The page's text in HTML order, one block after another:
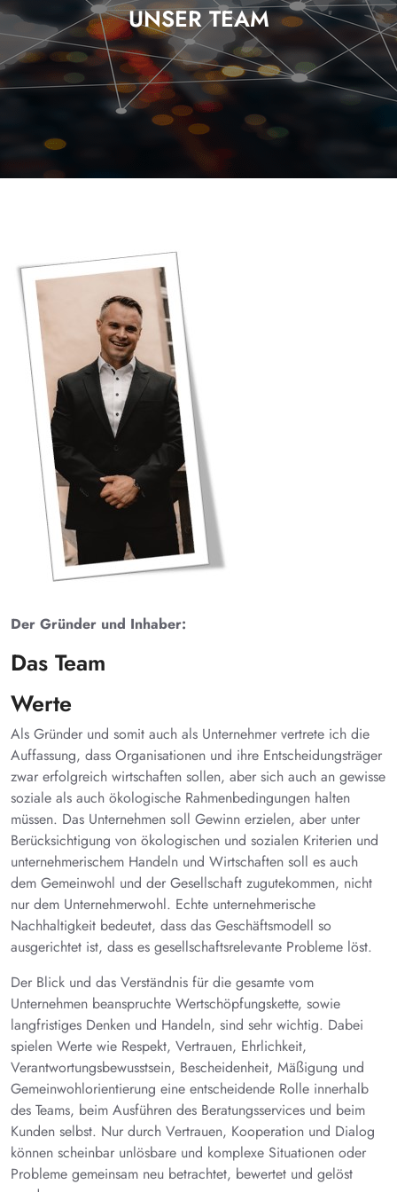
UNSER TEAM
Der Gründer und Inhaber:
Das Team
Werte
Als Gründer und somit auch als Unternehmer vertrete ich die
Auffassung, dass Organisationen und ihre Entscheidungsträger
zwar erfolgreich wirtschaften sollen, aber sich auch an gewisse
soziale als auch ökologische Rahmenbedingungen halten
müssen. Das Unternehmen soll Gewinn erzielen, aber unter
Berücksichtigung von ökologischen und sozialen Kriterien und
unternehmerischem Handeln und Wirtschaften soll es auch
dem Gemeinwohl und der Gesellschaft zugutekommen, nicht
nur dem Unternehmerwohl. Echte unternehmerische
Nachhaltigkeit bedeutet, dass das Geschäftsmodell so
ausgerichtet ist, dass es gesellschaftsrelevante Probleme löst.
Der Blick und das Verständnis für die gesamte vom
Unternehmen beanspruchte Wertschöpfungskette, sowie
langfristiges Denken und Handeln, sind sehr wichtig. Dabei
spielen Werte wie Respekt, Vertrauen, Ehrlichkeit,
Verantwortungsbewusstsein, Bescheidenheit, Mäßigung und
Gemeinwohlorientierung eine entscheidende Rolle innerhalb
des Teams, beim Ausführen des Beratungsservices und beim
Kunden selbst. Nur durch Vertrauen, Kooperation und Dialog
können scheinbar unlösbare und komplexe Situationen oder
Probleme gemeinsam neu betrachtet, bewertet und gelöst